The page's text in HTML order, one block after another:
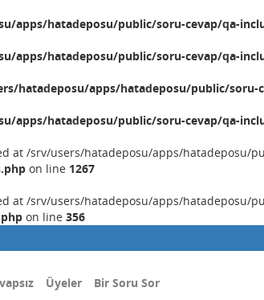
apps/hatadeposu/public/soru-cevap/qa-
apps/hatadeposu/public/soru-cevap/qa-
hatadeposu/apps/hatadeposu/public/soru-
apps/hatadeposu/public/soru-cevap/qa-
at /srv/users/hatadeposu/apps/hatadeposu/
on line 1267
at /srv/users/hatadeposu/apps/hatadeposu/
on line 356
Üyeler Bir Soru Sor